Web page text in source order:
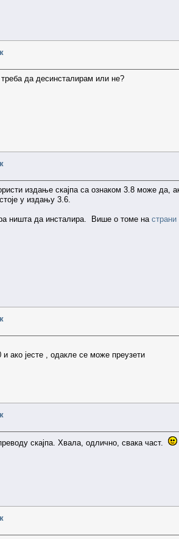
да десинсталирам или не?
издање скајпа са ознаком 3.8 може да,
у издању 3.6.
ништа да инсталира. Више о томе на
ако јесте , одакле се може преузети
скајпа. Хвала, одлично, свака част.